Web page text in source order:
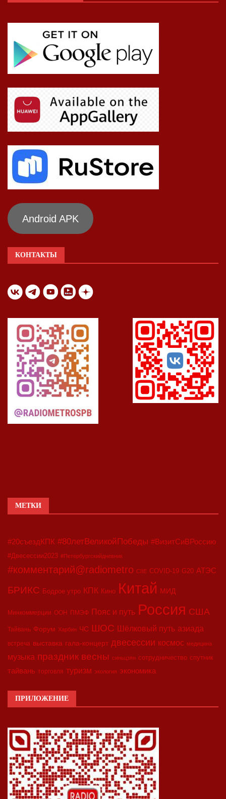
Android APK
КОНТАКТЫ
МЕТКИ
#20съездКПК #80летВеликойПобеды #ВизитСиВРоссию
#Двесессии2023 #Петербургскийдневник
#комментарий@radiometro CIIE COVID-19 G20 АТЭС
БРИКС Бодрое утро КПК Кино Китай МИД
Минкоммерции ООН ПМЭФ Пояс и путь Россия США
Тайвань Форум Харбин ЧС ШОС Шёлковый путь азиада
встреча выставка гала-концерт двесессии космос медицина
музыка праздник весны синьцзян сотрудничество спутник
тайвань торговля туризм экология экономика
ПРИЛОЖЕНИЕ